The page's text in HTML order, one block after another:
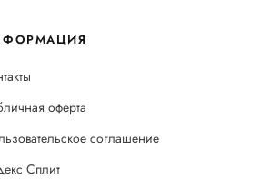
оферта
соглашение
Сплит